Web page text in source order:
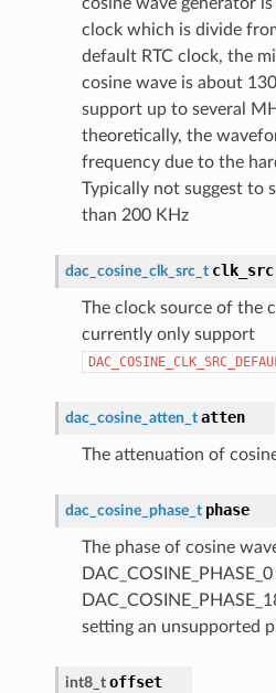
clock which is divide
default RTC clock, the
cosine wave is about
support up to several
theoretically, the
frequency due to the
Typically not suggest to
than 200 KHz
dac_cosine_clk_src_t clk_src
The clock source of the
currently only support
dac_cosine_atten_t atten
The attenuation of
dac_cosine_phase_t phase
The phase of cosine
setting an unsupported
int8_t offset